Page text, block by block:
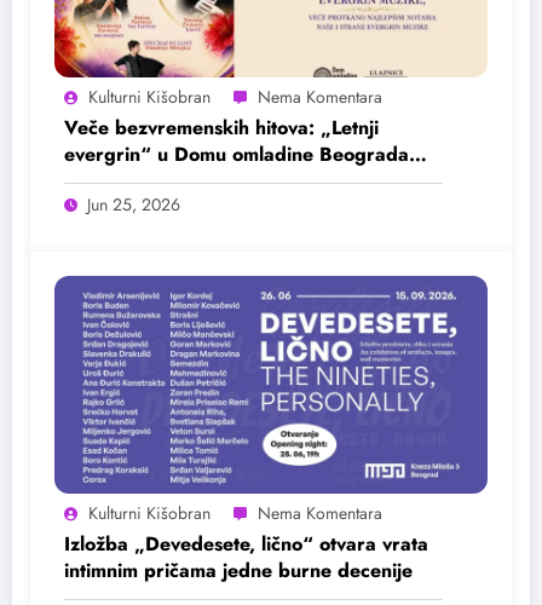
Kulturni Kišobran
Veče bezvremenskih hitova: „Letnji
evergrin“ u Domu omladine Beograda
25. juna
Jun 25, 2026
Kulturni Kišobran
Izložba „Devedesete, lično“ otvara vrata
intimnim pričama jedne burne decenije